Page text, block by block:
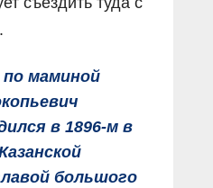
маминой
в 1896-м в
большого